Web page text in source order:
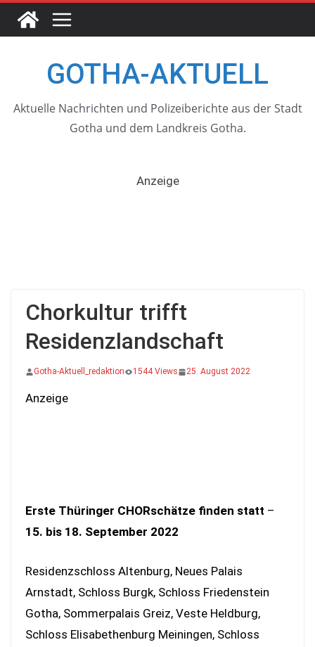
GOTHA-AKTUELL
Aktuelle Nachrichten und Polizeiberichte aus der Stadt
Gotha und dem Landkreis Gotha.
Anzeige
Chorkultur trifft
Residenzlandschaft
Gotha-Aktuell_redaktion 1544 Views 25. August 2022
Anzeige
Erste Thüringer CHORschätze finden statt –
15. bis 18. September 2022
Residenzschloss Altenburg, Neues Palais
Arnstadt, Schloss Burgk, Schloss Friedenstein
Gotha, Sommerpalais Greiz, Veste Heldburg,
Schloss Elisabethenburg Meiningen, Schloss